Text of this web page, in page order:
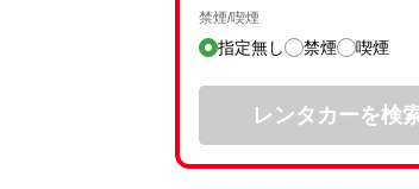
禁煙/喫煙
指定無し 禁煙 喫煙
レンタカーを検